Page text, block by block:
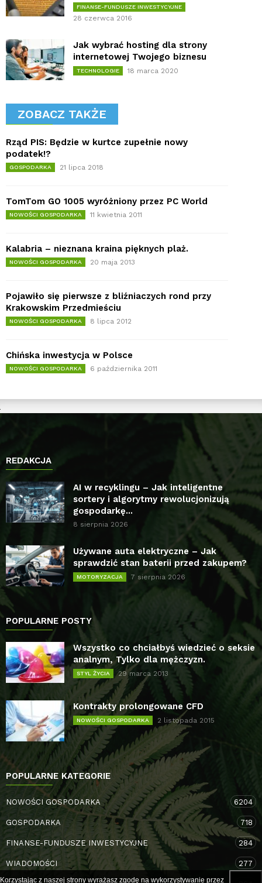
FINANSE-FUNDUSZE INWESTYCYJNE
28 czerwca 2016
Jak wybrać hosting dla strony
internetowej Twojego biznesu
TECHNOLOGIE 18 marca 2020
ZOBACZ TAKŻE
Rząd PIS: Będzie w kurtce zupełnie nowy
podatek!?
GOSPODARKA 21 lipca 2018
TomTom GO 1005 wyróżniony przez PC World
NOWOŚCI GOSPODARKA 11 kwietnia 2011
Kalabria – nieznana kraina pięknych plaż.
NOWOŚCI GOSPODARKA 20 maja 2013
Pojawiło się pierwsze z bliźniaczych rond przy
Krakowskim Przedmieściu
NOWOŚCI GOSPODARKA 8 lipca 2012
Chińska inwestycja w Polsce
NOWOŚCI GOSPODARKA 6 października 2011
REDAKCJA
AI w recyklingu – Jak inteligentne
sortery i algorytmy rewolucjonizują
gospodarkę...
8 sierpnia 2026
Używane auta elektryczne – Jak
sprawdzić stan baterii przed zakupem?
MOTORYZACJA 7 sierpnia 2026
POPULARNE POSTY
Wszystko co chciałbyś wiedzieć o seksie
analnym, Tylko dla mężczyzn.
STYL ŻYCIA 29 marca 2013
Kontrakty prolongowane CFD
NOWOŚCI GOSPODARKA 2 listopada 2015
POPULARNE KATEGORIE
NOWOŚCI GOSPODARKA 6204
GOSPODARKA 718
FINANSE-FUNDUSZE INWESTYCYJNE 284
WIADOMOŚCI 277
Korzystając z naszej strony wyrażasz zgodę na wykorzystywanie przez